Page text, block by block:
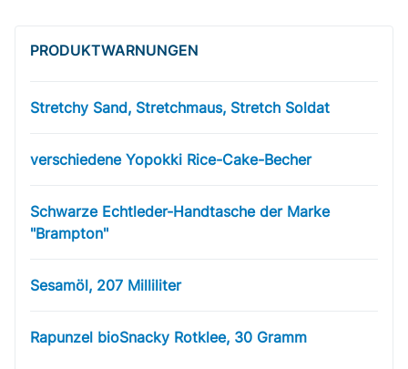
PRODUKT­WARNUNGEN
Stretchy Sand, Stretchmaus, Stretch Soldat
verschiedene Yopokki Rice-Cake-Becher
Schwarze Echtleder-Handtasche der Marke
"Brampton"
Sesamöl, 207 Milliliter
Rapunzel bioSnacky Rotklee, 30 Gramm